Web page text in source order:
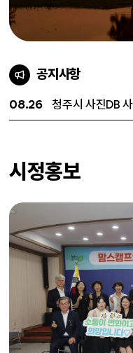
공지사항
08.26 청주시 사진DB
시정홍보